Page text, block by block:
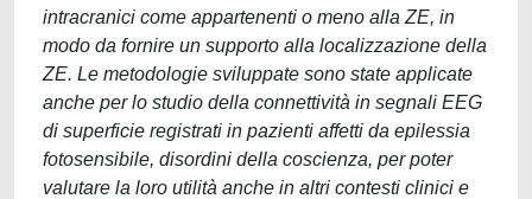
intracranici come appartenenti o meno alla ZE, in
modo da fornire un supporto alla localizzazione della
ZE. Le metodologie sviluppate sono state applicate
anche per lo studio della connettività in segnali EEG
di superficie registrati in pazienti affetti da epilessia
fotosensibile, disordini della coscienza, per poter
valutare la loro utilità anche in altri contesti clinici e